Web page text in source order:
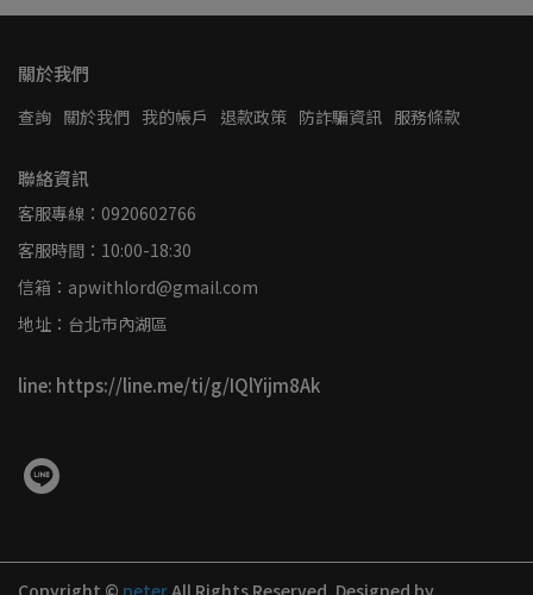
關於我們
查詢 關於我們 我的帳戶 退款政策 防詐騙資訊 服務條款
聯絡資訊
客服專線：0920602766
客服時間：10:00-18:30
信箱：apwithlord@gmail.com
地址：台北市內湖區
line: https://line.me/ti/g/IQlYijm8Ak
Copyright © peter All Rights Reserved. Designed by